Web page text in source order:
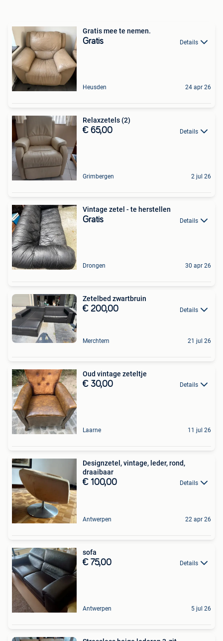
Gratis mee te nemen.
Gratis Details
Heusden 24 apr 26
Relaxzetels (2)
€ 65,00 Details
Grimbergen 2 jul 26
Vintage zetel - te herstellen
Gratis Details
Drongen 30 apr 26
Zetelbed zwartbruin
€ 200,00 Details
Merchtem 21 jul 26
Oud vintage zeteltje
€ 30,00 Details
Laarne 11 jul 26
Designzetel, vintage, leder, rond,
draaibaar
€ 100,00 Details
Antwerpen 22 apr 26
sofa
€ 75,00 Details
Antwerpen 5 jul 26